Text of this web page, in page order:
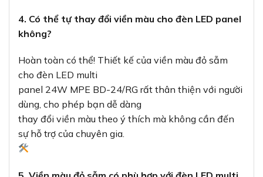
4. Có thể tự thay đổi viền màu cho đèn LED panel
không?
Hoàn toàn có thể! Thiết kế của viền màu đỏ sẫm
cho đèn LED multi
panel 24W MPE BD-24/RG rất thân thiện với người
dùng, cho phép bạn dễ dàng
thay đổi viền màu theo ý thích mà không cần đến
sự hỗ trợ của chuyên gia.